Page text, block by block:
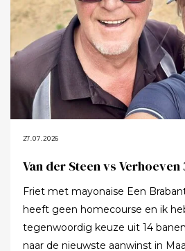
27.07.2026
Van der Steen vs Verhoeven
Friet met mayonaise Een Brabants onderonsje. Henri
heeft geen homecourse en ik
tegenwoordig keuze uit 14
naar de nieuwste aanwinst in